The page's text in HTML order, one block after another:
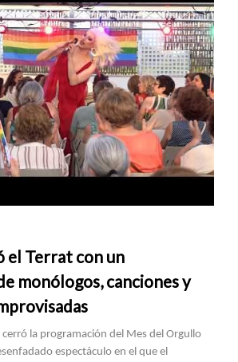
el Terrat con un
monólogos, canciones y
cerró la programación del Mes del Orgullo
espectáculo en el que el